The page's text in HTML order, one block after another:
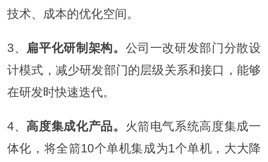
技术、成本的优化空间。
3、 扁平化研制架构。 公司一改研发部门分散设
计模式，减少研发部门的层级关系和接口，能够
在研发时快速迭代。
4、高度集成化产品。
火箭电气系统高度集成一
体化，将全箭10个单机集成为1个单机，大大降